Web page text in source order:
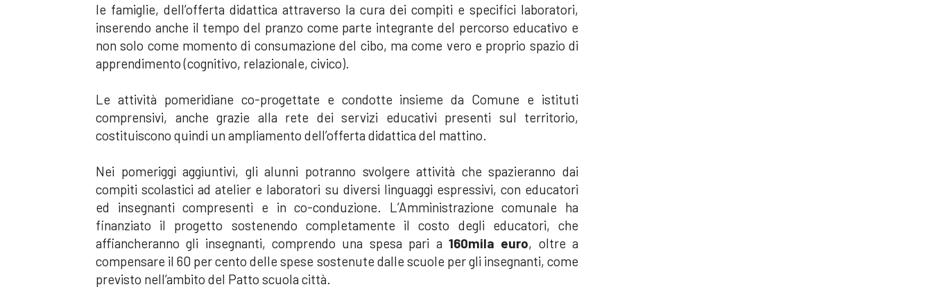
le famiglie, dell’offerta didattica attraverso la cura dei compiti e specifici laboratori,
inserendo anche il tempo del pranzo come parte integrante del percorso educativo e
non solo come momento di consumazione del cibo, ma come vero e proprio spazio di
apprendimento (cognitivo, relazionale, civico).
Le attività pomeridiane co-progettate e condotte insieme da Comune e istituti
comprensivi, anche grazie alla rete dei servizi educativi presenti sul territorio,
costituiscono quindi un ampliamento dell’offerta didattica del mattino.
Nei pomeriggi aggiuntivi, gli alunni potranno svolgere attività che spazieranno dai
compiti scolastici ad atelier e laboratori su diversi linguaggi espressivi, con educatori
ed insegnanti compresenti e in co-conduzione. L’Amministrazione comunale ha
finanziato il progetto sostenendo completamente il costo degli educatori, che
affiancheranno gli insegnanti, comprendo una spesa pari a 160mila euro, oltre a
compensare il 60 per cento delle spese sostenute dalle scuole per gli insegnanti, come
previsto nell’ambito del Patto scuola città.